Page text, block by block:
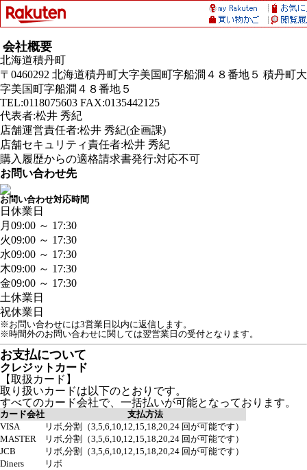
会社概要
北海道積丹町
〒0460292 北海道積丹町大字美国町字船澗４８番地５ 積丹町大
字美国町字船澗４８番地５
TEL:0118075603 FAX:0135442125
代表者:松井 秀紀
店舗運営責任者:松井 秀紀(企画課)
店舗セキュリティ責任者:松井 秀紀
購入履歴からの適格請求書発行:対応不可
お問い合わせ先
お問い合わせ対応時間
日 休業日
月 09:00 ～ 17:30
火09:00 ～ 17:30
水09:00 ～ 17:30
木09:00 ～ 17:30
金09:00 ～ 17:30
土休業日
祝休業日
※お問い合わせには3営業日以内に返信します。
※時間外のお問い合わせに関しては翌営業日の受付となります。
お支払について
クレジットカード
【取扱カード】
取り扱いカードは以下のとおりです。
すべてのカード会社で、一括払いが可能となっております。
カード会社
支払方法
VISA
リボ,分割（3,5,6,10,12,15,18,20,24 回が可能です）
MASTER
リボ,分割（3,5,6,10,12,15,18,20,24 回が可能です）
JCB
リボ,分割（3,5,6,10,12,15,18,20,24 回が可能です）
Diners
リボ